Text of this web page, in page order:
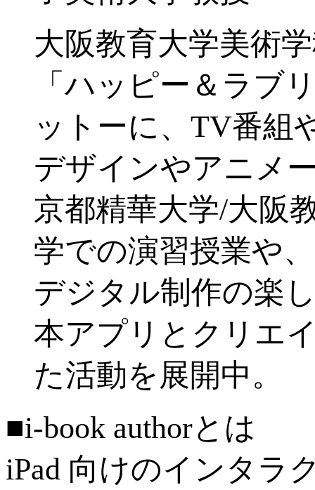
大阪教育大学美術
「ハッピー＆ラブ
ットーに、TV番組
デザインやアニメ
京都精華大学/大阪
学での演習授業や
デジタル制作の楽
本アプリとクリエ
た活動を展開中。
■i-book authorとは
iPad 向けのインタラ